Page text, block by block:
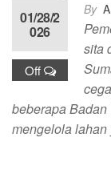
By
01/28/2
026
Off
sita
beberapa
mengelola